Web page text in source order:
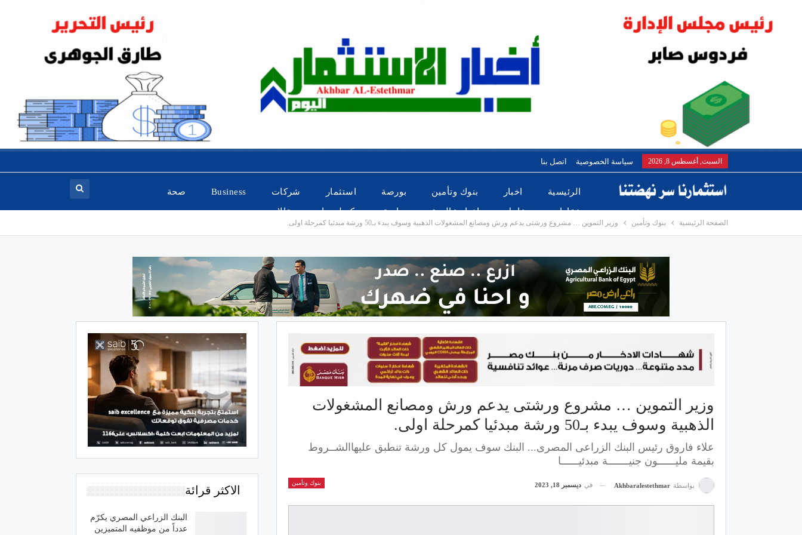
السبت, أغسطس 8, 2026 سياسة الخصوصية اتصل بنا
الرئيسية اخبار بنوك وتأمين بورصة استثمار شركات Business صحة
عقارات عاجل اخبار عالمية رياضة تكنولوجيا مقالات
الصفحة الرئيسية بنوك وتأمين وزير التموين … مشروع ورشتى يدعم ورش ومصانع المشغولات الذهبية وسوف يبدء بـ50 ورشة مبدئيا كمرحلة اولى.
وزير التموين … مشروع ورشتى يدعم ورش ومصانع المشغولات
الذهبية وسوف يبدء بـ50 ورشة مبدئيا كمرحلة اولى.
علاء فاروق رئيس البنك الزراعى المصرى... البنك سوف يمول كل ورشة تنطبق عليهاالشــروط
بقيمة مليــــــون جنيـــــــة مبدئيــــــا
بنوك وتأمين بواسطة Akhbaralestethmar في ديسمبر 18, 2023 الاكثر قرائة
البنك الزراعي المصري يكرّم
عدداً من موظفيه المتميزين